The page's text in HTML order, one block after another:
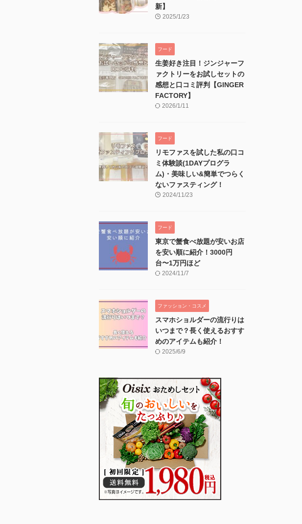
新】
2025/1/23
フード
生姜好き注目！ジンジャーフ
ァクトリーをお試しセットの
感想と口コミ評判【GINGER
FACTORY】
2026/1/11
フード
リモファスを試した私の口コ
ミ体験談(1DAYプログラ
ム)・美味しい&簡単でつらく
ないファスティング！
2024/11/23
フード
東京で蟹食べ放題が安いお店
を安い順に紹介！3000円
台〜1万円ほど
2024/11/7
ファッション・コスメ
スマホショルダーの流行りは
いつまで？長く使えるおすす
めのアイテムも紹介！
2025/6/9